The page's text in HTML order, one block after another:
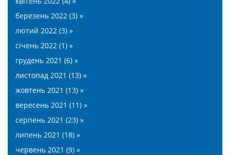
березень 2022 (3) »
лютий 2022 (3) »
січень 2022 (1) »
грудень 2021 (6) »
листопад 2021 (13) »
жовтень 2021 (13) »
вересень 2021 (11) »
серпень 2021 (23) »
липень 2021 (18) »
червень 2021 (9) »